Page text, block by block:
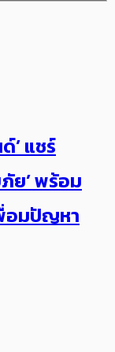
’ แชร์
ย’​ พร้อม
อมปัญหา